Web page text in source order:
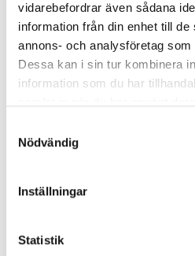
vidarebefordrar även sådana
information från din enhet till
annons- och analysföretag
Dessa kan i sin tur kombinera
information som du har
Nödvändig
Inställningar
Statistik
KOMBIDUNK 5+3L RÖD
192krexkl. moms